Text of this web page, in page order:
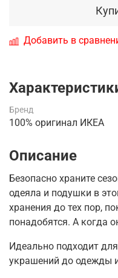
Добавить в
Бренд
100% оригинал ИКЕА
Описание
Безопасно храните
одеяла и подушки в
хранения до тех пор,
понадобятся. А когда
Идеально подходит
украшений до одежды